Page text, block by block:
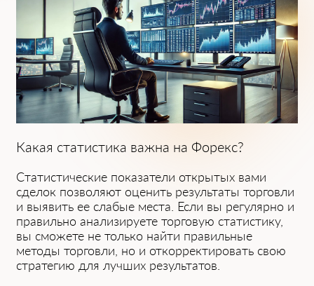
Какая статистика важна на Форекс?
Статистические показатели открытых вами
сделок позволяют оценить результаты торговли
и выявить ее слабые места. Если вы регулярно и
правильно анализируете торговую статистику,
вы сможете не только найти правильные
методы торговли, но и откорректировать свою
стратегию для лучших результатов.